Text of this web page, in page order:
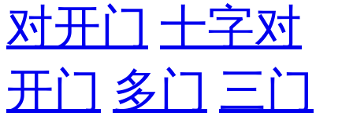
对开门 十字对
开门 多门 三门